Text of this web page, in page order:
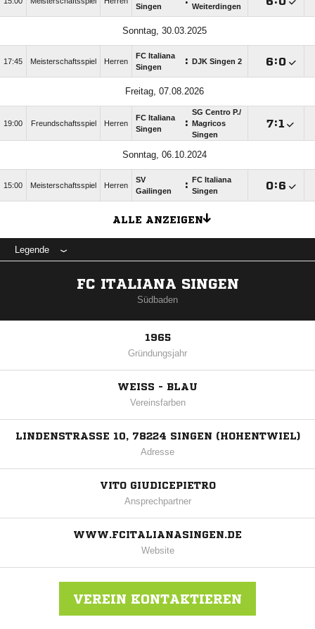
Singen
Weiterdingen
Sonntag, 30.03.2025
17:45 Meisterschaftsspiel Herren
FC Italiana
Singen
: DJK Singen 2 :
Freitag, 07.08.2026
19:00 Freundschaftsspiel Herren
FC Italiana
Singen
:
SG Centro P./​
Magricos
Singen
:
Sonntag, 06.10.2024
15:00 Meisterschaftsspiel Herren
SV
Gailingen
:
FC Italiana
Singen
:
ALLE ANZEIGEN
Legende
FC ITALIANA SINGEN
Südbaden
1965
Gründungsjahr
WEISS - BLAU
Vereinsfarben
LINDENSTRASSE 10, 78224 SINGEN (HOHENTWIEL)
Adresse
VITO GIUDICEPIETRO
Ansprechpartner
WWW.FCITALIANASINGEN.DE
Website
VEREIN KONTAKTIEREN